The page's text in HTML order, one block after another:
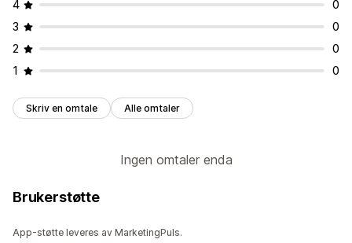
4
0
3
0
2
0
1
0
Skriv en omtale Alle omtaler
Ingen omtaler enda
Brukerstøtte
App-støtte leveres av MarketingPuls.